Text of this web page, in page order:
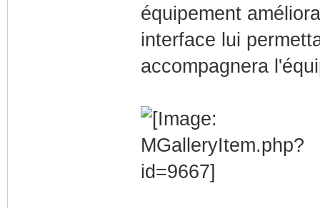
équipement
interface lui
accompagnera